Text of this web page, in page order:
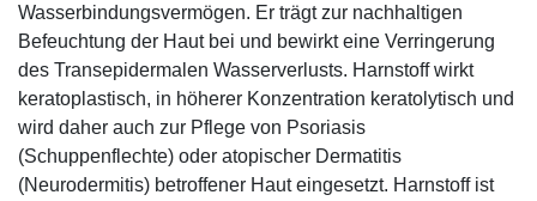
Wasserbindungsvermögen. Er trägt zur nachhaltigen
Befeuchtung der Haut bei und bewirkt eine Verringerung
des Transepidermalen Wasserverlusts. Harnstoff wirkt
keratoplastisch, in höherer Konzentration keratolytisch und
wird daher auch zur Pflege von Psoriasis
(Schuppenflechte) oder atopischer Dermatitis
(Neurodermitis) betroffener Haut eingesetzt. Harnstoff ist